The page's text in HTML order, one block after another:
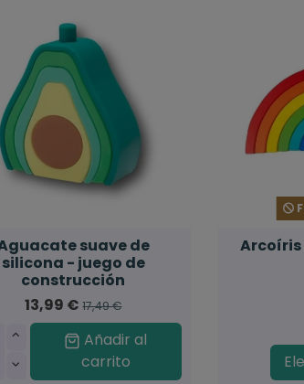
suave de
silicona - juego de
construcción
13,99 €17,49 €
Añadir al
carrito